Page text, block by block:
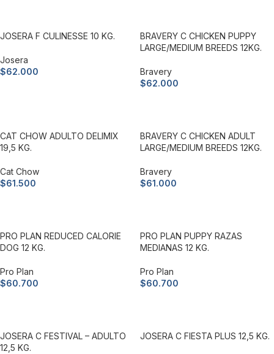
JOSERA F CULINESSE 10 KG.
Josera
$62.000
BRAVERY C CHICKEN PUPPY
LARGE/MEDIUM BREEDS 12KG.
Bravery
$62.000
CAT CHOW ADULTO DELIMIX
19,5 KG.
Cat Chow
$61.500
BRAVERY C CHICKEN ADULT
LARGE/MEDIUM BREEDS 12KG.
Bravery
$61.000
PRO PLAN REDUCED CALORIE
DOG 12 KG.
Pro Plan
$60.700
PRO PLAN PUPPY RAZAS
MEDIANAS 12 KG.
Pro Plan
$60.700
JOSERA C FESTIVAL – ADULTO
12,5 KG.
JOSERA C FIESTA PLUS 12,5 KG.